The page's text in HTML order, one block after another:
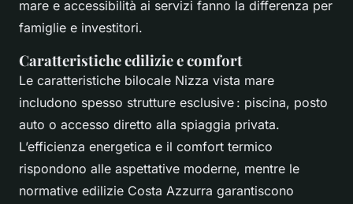
mare e accessibilità ai servizi fanno la differenza per
famiglie e investitori.
Caratteristiche edilizie e comfort
Le caratteristiche bilocale Nizza vista mare
includono spesso strutture esclusive : piscina, posto
auto o accesso diretto alla spiaggia privata.
L’efficienza energetica e il comfort termico
rispondono alle aspettative moderne, mentre le
normative edilizie Costa Azzurra garantiscono